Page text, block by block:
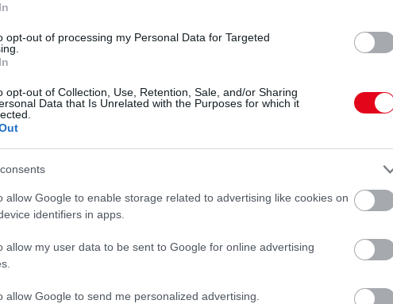
opt-out of processing my Personal Data for Targeted
opt-out of Collection, Use, Retention, Sale, and/or Sharing
Data that Is Unrelated with the Purposes for which it
allow Google to enable storage related to advertising like cookies on
identifiers in apps.
allow my user data to be sent to Google for online advertising
allow Google to send me personalized advertising.
a Baywatch-ban.
másik, de szintén borzasztó
haj - íme a fiatal